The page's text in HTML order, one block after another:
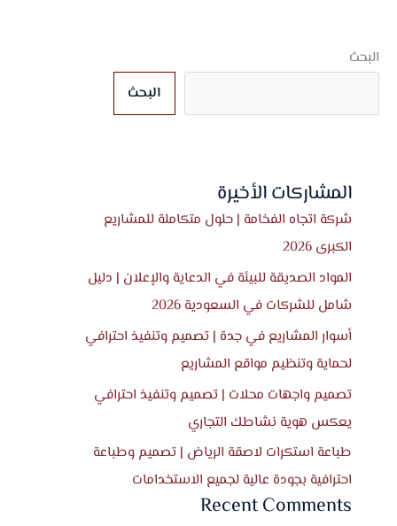
البحث
البحث
المشاركات الأخيرة
شركة اتجاه الفخامة | حلول متكاملة للمشاريع
الكبرى 2026
المواد الصديقة للبيئة في الدعاية والإعلان | دليل
شامل للشركات في السعودية 2026
أسوار المشاريع في جدة | تصميم وتنفيذ احترافي
لحماية وتنظيم مواقع المشاريع
تصميم واجهات محلات | تصميم وتنفيذ احترافي
يعكس هوية نشاطك التجاري
طباعة استكرات لاصقة الرياض | تصميم وطباعة
احترافية بجودة عالية لجميع الاستخدامات
Recent Comments